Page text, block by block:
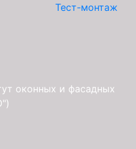
Тест-монтаж
оконных и фасадных